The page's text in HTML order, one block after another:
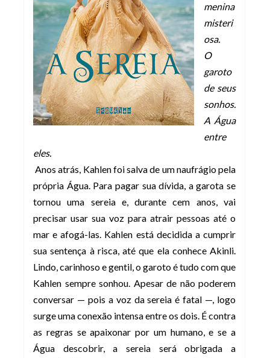
menina
misteri
osa.
O
garoto
de seus
sonhos.
A Água
entre
eles.
Anos atrás, Kahlen foi salva de um naufrágio pela
própria Água. Para pagar sua dívida, a garota se
tornou uma sereia e, durante cem anos, vai
precisar usar sua voz para atrair pessoas até o
mar e afogá-las. Kahlen está decidida a cumprir
sua sentença à risca, até que ela conhece Akinli.
Lindo, carinhoso e gentil, o garoto é tudo com que
Kahlen sempre sonhou. Apesar de não poderem
conversar — pois a voz da sereia é fatal —, logo
surge uma conexão intensa entre os dois. É contra
as regras se apaixonar por um humano, e se a
Água descobrir, a sereia será obrigada a